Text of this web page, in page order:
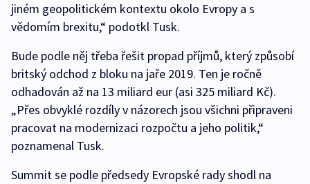
jiném geopolitickém kontextu okolo Evropy a s
vědomím brexitu,“ podotkl Tusk.
Bude podle něj třeba řešit propad příjmů, který způsobí
britský odchod z bloku na jaře 2019. Ten je ročně
odhadován až na 13 miliard eur (asi 325 miliard Kč).
„Přes obvyklé rozdíly v názorech jsou všichni připraveni
pracovat na modernizaci rozpočtu a jeho politik,“
poznamenal Tusk.
Summit se podle předsedy Evropské rady shodl na